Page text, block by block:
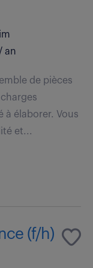
an
de pièces
élaborer. Vous
et...
(f/h)